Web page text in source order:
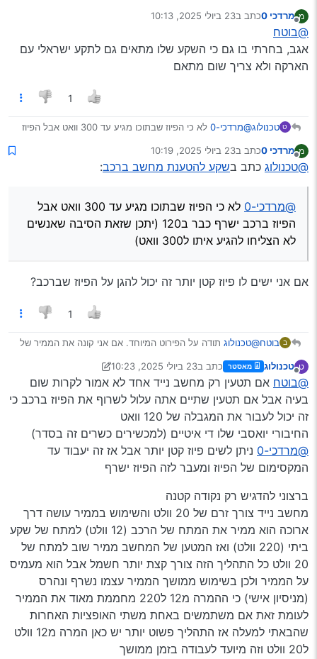
ישראלי?
מ מרדכי 0 כתב ב23 ביולי 2025, 10:13
נערך לאחרונה על ידי
@בוטח
אגב, בחרתי בו גם כי השקע שלו מתאים גם לתקע ישראלי עם
הארקה ולא צריך שום מתאם
1
ט טכנולוג@מרדכי-0
לא כי הפיוז שבתוכו מגיע עד 300 וואט אבל הפיוז
להגיע איתו ל300 וואט)
מ
מנותק
מרדכי 0 כתב ב23 ביולי 2025, 10:19
נערך לאחרונה על ידי
@טכנולוג כתב בשקע להטענת מחשב ברכב:
@מרדכי-0
לא כי הפיוז שבתוכו מגיע עד 300 וואט אבל
הפיוז ברכב ישרף כבר ב120 (יתכן שזאת הסיבה שאנשים
לא הצליחו להגיע איתו ל300 וואט)
אם אני ישים לו פיוז קטן יותר זה יכול להגן על הפיוז שברכב?
1
ב בוטח@טכנולוג תודה על הפירוט המיוחד. אם אני קונה את הממיר של
הוא יצא עם שקע וגם הטענת USB לפלאפון הכי בזול. ומה קורה
אם מטעינים בו 2 מחשבים יחד? והאם זה מתאים לשקע
ישראלי?
ט טכנולוג מאסטר כתב ב23 ביולי 2025, 10:23
נערך לאחרונה על ידי טכנולוג
@בוטח אם תטעין רק מחשב נייד אחד לא אמור לקרות שום
בעיה אבל אם תטעין שתיים אתה עלול לשרוף את הפיוז ברכב כי
זה יכול לעבור את המגבלה של 120 וואט
החיבורי יואסבי שלו די איטיים (למכשירים כשרים זה בסדר)
@מרדכי-0
ניתן לשים פיוז קטן יותר אבל אז זה יעבוד עד
המקסימום של הפיוז ומעבר לזה הפיוז ישרף
ברצוני להדגיש רק נקודה קטנה
מחשב נייד צורך זרם של 20 וולט והשימוש בממיר עושה דרך
ארוכה הוא ממיר את המתח של הרכב (12 וולט) למתח של שקע
ביתי (220 וולט) ואז המטען של המחשב ממיר שוב למתח של
20 וולט כל התהליך הזה צורך קצת יותר חשמל אבל הוא מעמיס
על הממיר ולכן בשימוש ממושך הממיר עצמו נשרף ונהרס
(מניסיון אישי) כי ההמרה מ12 ל220 מחממת מאוד את הממיר
לעומת זאת אם משתמשים באחת משתי האופציות האחרות
שהבאתי למעלה אז התהליך פשוט יותר יש כאן המרה מ12 וולט
ל20 וולט וזה מיועד לעבודה בזמן ממושך